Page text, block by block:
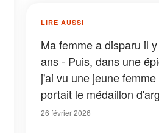
LIRE AUSSI
Ma femme a disparu il
ans - Puis, dans une
j'ai vu une jeune femme
portait le médaillon
que je lui avais donné
26 février 2026